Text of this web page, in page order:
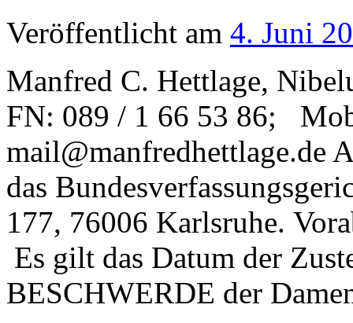
Veröffentlicht am 4. Juni
Manfred C. Hettlage,
FN: 089 / 1 66 53 86;
mail@manfredhettlage.de
das
177, 76006 Karlsruhe.
Es gilt das Datum der
BESCHWERDE der